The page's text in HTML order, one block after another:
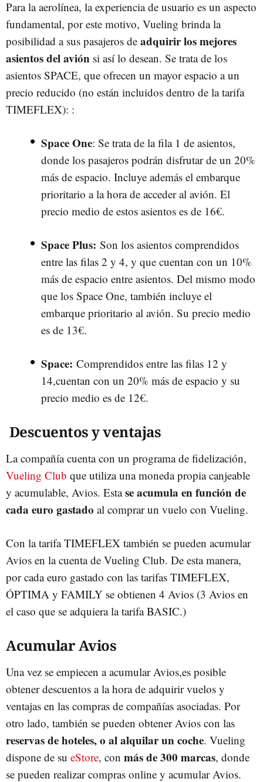
Para la aerolínea, la experiencia de usuario es un aspecto
fundamental, por este motivo, Vueling brinda la
posibilidad a sus pasajeros de adquirir los mejores
asientos del avión si así lo desean. Se trata de los
asientos SPACE, que ofrecen un mayor espacio a un
precio reducido (no están incluidos dentro de la tarifa
TIMEFLEX): :
Space One: Se trata de la fila 1 de asientos,
donde los pasajeros podrán disfrutar de un 20%
más de espacio. Incluye además el embarque
prioritario a la hora de acceder al avión. El
precio medio de estos asientos es de 16€.
Space Plus: Son los asientos comprendidos
entre las filas 2 y 4, y que cuentan con un 10%
más de espacio entre asientos. Del mismo modo
que los Space One, también incluye el
embarque prioritario al avión. Su precio medio
es de 13€.
Space: Comprendidos entre las filas 12 y
14,cuentan con un 20% más de espacio y su
precio medio es de 12€.
Descuentos y ventajas
La compañía cuenta con un programa de fidelización,
Vueling Club que utiliza una moneda propia canjeable
y acumulable, Avios. Estase acumula en función de
cada euro gastado al comprar un vuelo con Vueling.
Con la tarifa TIMEFLEX también se pueden acumular
Avios en la cuenta de Vueling Club. De esta manera,
por cada euro gastado con las tarifas TIMEFLEX,
ÓPTIMA y FAMILY se obtienen 4 Avios (3 Avios en
el caso que se adquiera la tarifa BASIC.)
Acumular Avios
Una vez se empiecen a acumular Avios,es posible
obtener descuentos a la hora de adquirir vuelos y
ventajas en las compras de compañías asociadas. Por
otro lado, también se pueden obtener Avios con las
reservas de hoteles, o al alquilar un coche. Vueling
dispone de su eStore, con más de 300 marcas, donde
se pueden realizar compras online y acumular Avios.